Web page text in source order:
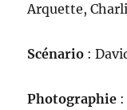
Arquette,
Scénario :
Photographie :